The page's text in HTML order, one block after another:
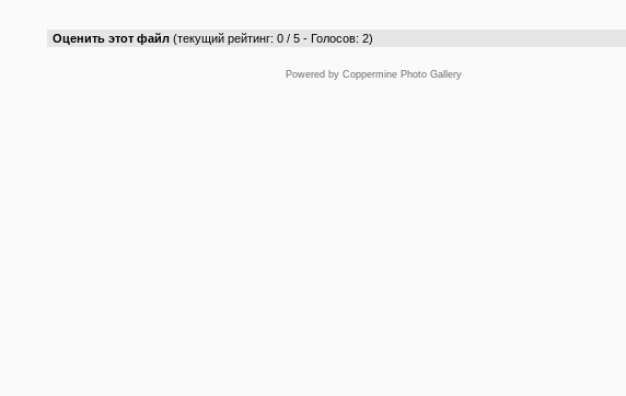
Оценить этот файл (текущий рейтинг: 0 / 5 - Голосов: 2)
Powered by Coppermine Photo Gallery